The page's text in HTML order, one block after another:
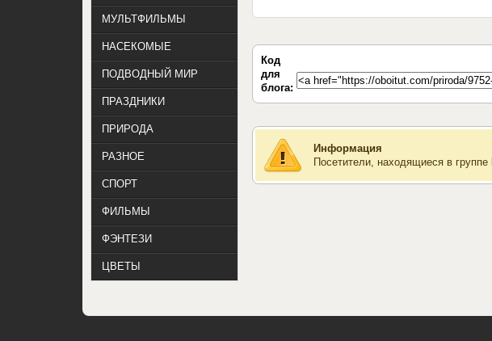
Код
для
блога:
Информация
Посетители, находящиеся в группе
МУЛЬТФИЛЬМЫ
НАСЕКОМЫЕ
ПОДВОДНЫЙ МИР
ПРАЗДНИКИ
ПРИРОДА
РАЗНОЕ
СПОРТ
ФИЛЬМЫ
ФЭНТЕЗИ
ЦВЕТЫ